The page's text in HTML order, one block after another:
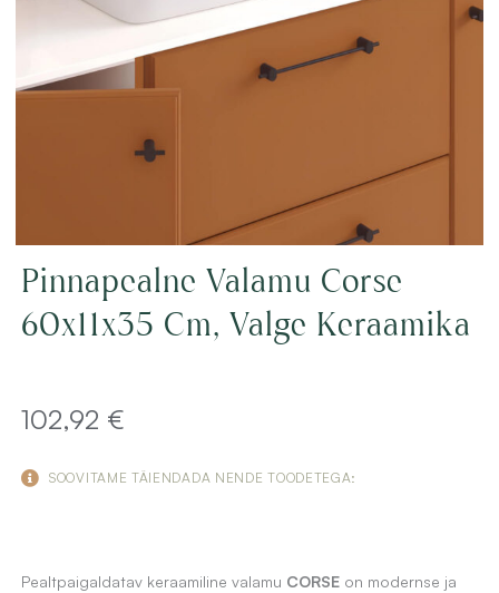
Pinnapealne Valamu Corse
60x11x35 Cm, Valge Keraamika
102,92 €
SOOVITAME TÄIENDADA NENDE TOODETEGA:
Pealtpaigaldatav keraamiline valamu CORSE on modernse ja